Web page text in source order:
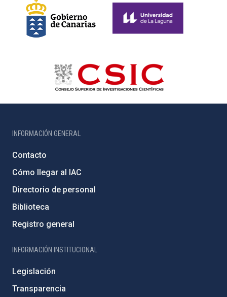
INFORMACIÓN GENERAL
Contacto
Cómo llegar al IAC
Directorio de personal
Biblioteca
Registro general
INFORMACIÓN INSTITUCIONAL
Legislación
Transparencia